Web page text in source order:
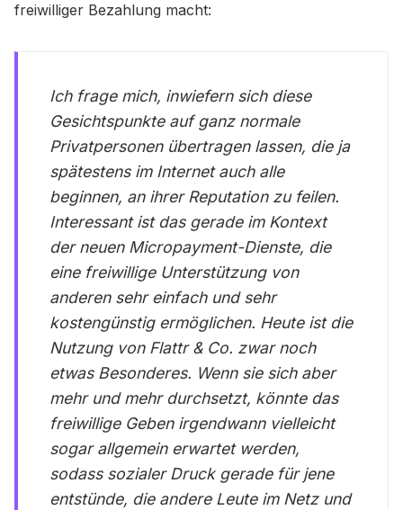
freiwilliger Bezahlung macht:
Ich frage mich, inwiefern sich diese
Gesichtspunkte auf ganz normale
Privatpersonen übertragen lassen, die ja
spätestens im Internet auch alle
beginnen, an ihrer Reputation zu feilen.
Interessant ist das gerade im Kontext
der neuen Micropayment-Dienste, die
eine freiwillige Unterstützung von
anderen sehr einfach und sehr
kostengünstig ermöglichen. Heute ist die
Nutzung von Flattr & Co. zwar noch
etwas Besonderes. Wenn sie sich aber
mehr und mehr durchsetzt, könnte das
freiwillige Geben irgendwann vielleicht
sogar allgemein erwartet werden,
sodass sozialer Druck gerade für jene
entstünde, die andere Leute im Netz und